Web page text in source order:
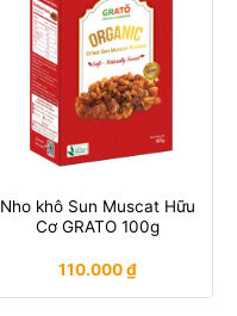
Nho khô Sun Muscat Hữu
Cơ GRATO 100g
110.000₫